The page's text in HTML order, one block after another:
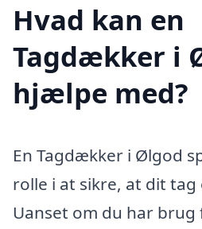
Hvad kan en
Tagdækker i
hjælpe med?
En Tagdækker i Ølgod
rolle i at sikre, at dit
Uanset om du har